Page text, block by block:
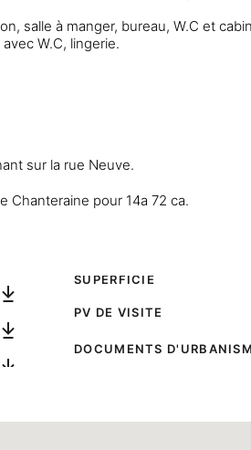
salle à manger, bureau, W.C et
W.C, lingerie.
sur la rue Neuve.
Chanteraine pour 14a 72 ca.
SUPERFICIE
PV DE VISITE
DOCUMENTS